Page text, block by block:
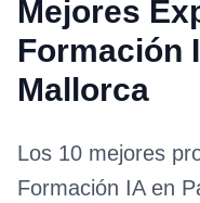
Mejores
Formación
Mallorca
Los 10 mejores
Formación IAen